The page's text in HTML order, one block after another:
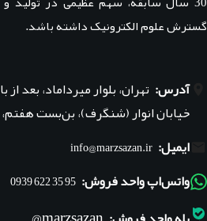
گسترش علوم الکترونیک داشته باشد.
آدرس: تهران، بلوار میرداماد، بعد
خیابان انوار (شنگرف)، بن‌بست هفتم،
ایمیل: info@marzsazan.ir
واتس‌اپ واحد فروش: 95 35 622 0939